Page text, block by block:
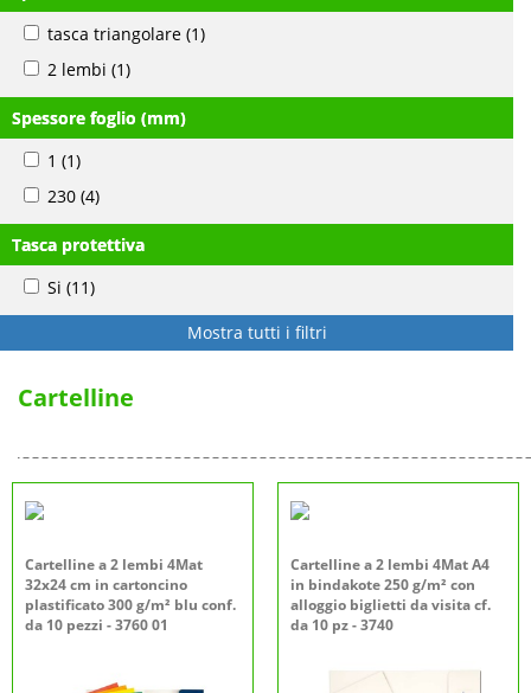
tasca triangolare (1)
2 lembi (1)
Spessore foglio (mm)
1 (1)
230 (4)
Tasca protettiva
Si (11)
Mostra tutti i filtri
Cartelline
Cartelline a 2 lembi 4Mat
32x24 cm in cartoncino
plastificato 300 g/m² blu conf.
da 10 pezzi - 3760 01
Cartelline a 2 lembi 4Mat A4
in bindakote 250 g/m² con
alloggio biglietti da visita cf.
da 10 pz - 3740